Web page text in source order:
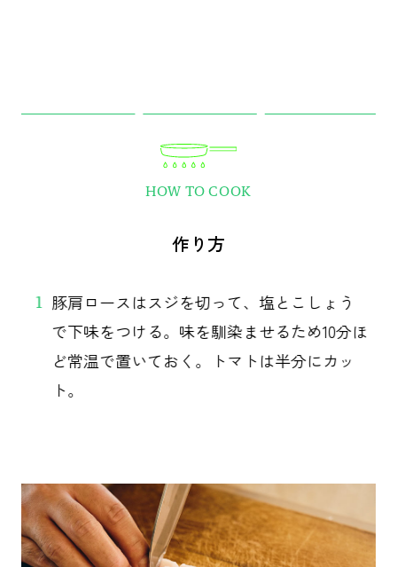
HOW TO COOK
作り方
1 豚肩ロースはスジを切って、塩とこしょう
で下味をつける。味を馴染ませるため10分ほ
ど常温で置いておく。トマトは半分にカッ
ト。